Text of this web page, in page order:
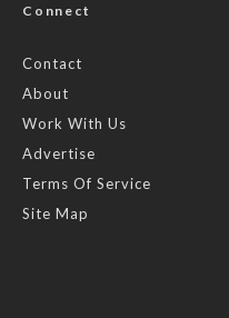
Connect
Contact
About
Work With Us
Advertise
Terms Of Service
Site Map